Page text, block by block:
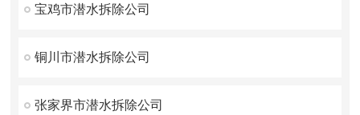
宝鸡市潜水拆除公司
铜川市潜水拆除公司
张家界市潜水拆除公司